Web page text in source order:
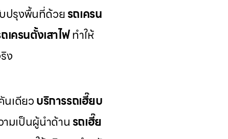
ปรุงพื้นที่ด้วยรถเครน
เครนตั้งเสาไฟทำให้
ง
นเดียวบริการรถเฮี๊ยบ
มเป็นผู้นำด้านรถเฮี๊ย